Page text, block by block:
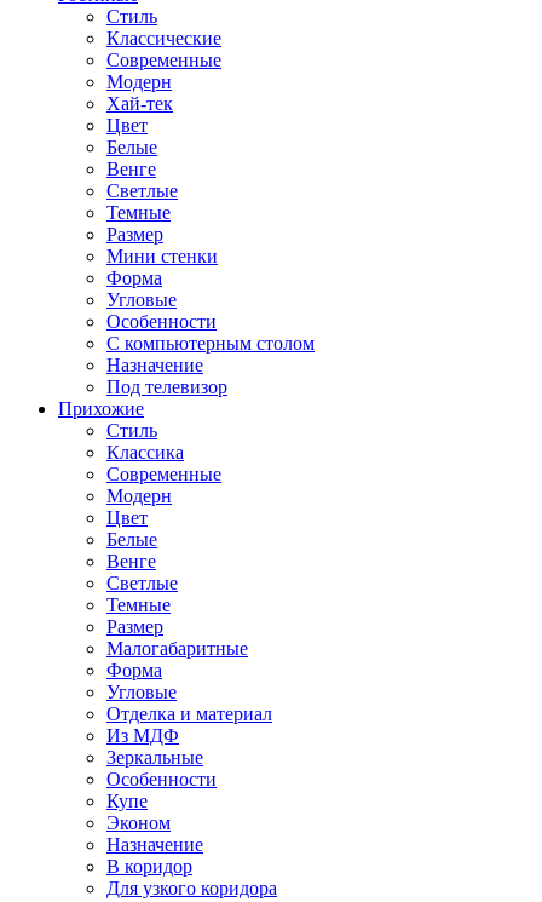
Стиль
Классические
Современные
Модерн
Хай-тек
Цвет
Белые
Венге
Светлые
Темные
Размер
Мини стенки
Форма
Угловые
Особенности
С компьютерным столом
Назначение
Под телевизор
Прихожие
Стиль
Классика
Современные
Модерн
Цвет
Белые
Венге
Светлые
Темные
Размер
Малогабаритные
Форма
Угловые
Отделка и материал
Из МДФ
Зеркальные
Особенности
Купе
Эконом
Назначение
В коридор
Для узкого коридора